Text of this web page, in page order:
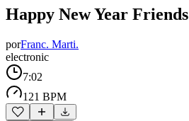
Happy New Year Friends
porFranc. Marti.
electronic
7:02
121 BPM